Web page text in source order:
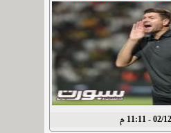
11:11 م